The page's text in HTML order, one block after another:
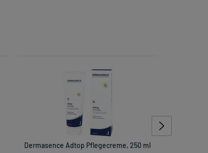
Dermasence Adtop Pflegecreme, 250 ml